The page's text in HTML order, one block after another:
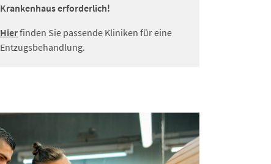
Krankenhaus erforderlich!
Hierfinden Sie passende Kliniken für eine
Entzugsbehandlung.